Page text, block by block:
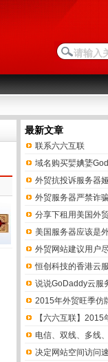
最新文章
联系六六互联
域名购买婯婰婱
外贸抗投诉服务器
外贸服务器严禁诈
分享下租用美国外
美国服务器应该是
外贸网站建议用户
恒创科技的香港云
说说GoDaddy云服
2015年外贸旺季仿
【六六互联】
电信、双线、多线
决定网站空间访问